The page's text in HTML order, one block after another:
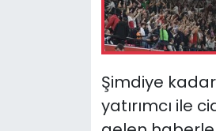
Şimdiye
yatırımcı ile